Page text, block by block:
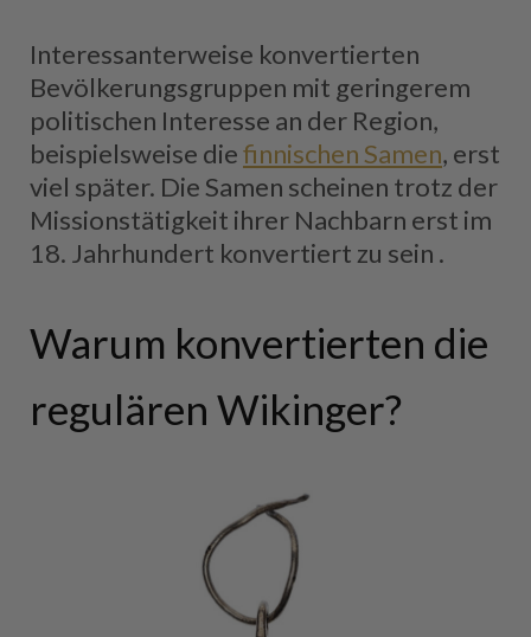
Interessanterweise konvertierten
Bevölkerungsgruppen mit geringerem
politischen Interesse an der Region,
beispielsweise diefinnischen Samen, erst
viel später. Die Samen scheinen trotz der
Missionstätigkeit ihrer Nachbarn erst im
18. Jahrhundert konvertiert zu sein .
Warum konvertierten die
regulären Wikinger?